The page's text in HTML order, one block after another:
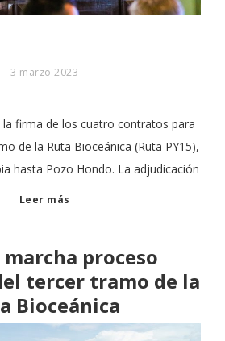
3 marzo 2023
la firma de los cuatro contratos para
de la Ruta Bioceánica (Ruta PY15),
hasta Pozo Hondo. La adjudicación
Leer más
marcha proceso
tercer tramo de la
Bioceánica